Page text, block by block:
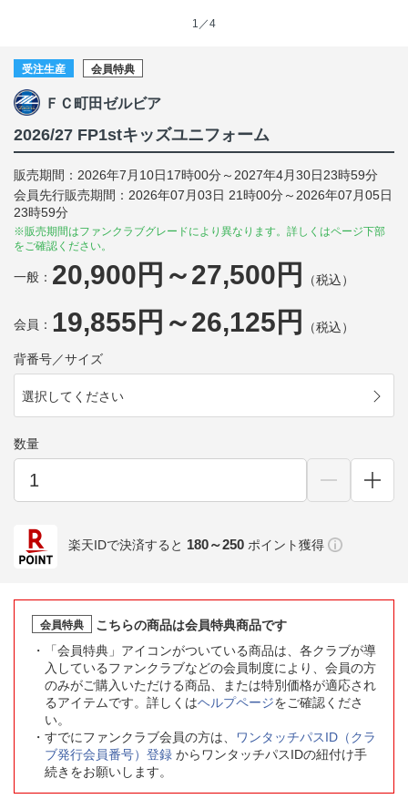
1／4
受注生産 会員特典
ＦＣ町田ゼルビア
2026/27 FP1stキッズユニフォーム
販売期間：2026年7月10日17時00分～2027年4月30日23時59分
会員先行販売期間：2026年07月03日 21時00分～2026年07月05日
23時59分
※販売期間はファンクラブグレードにより異なります。詳しくはページ下部
をご確認ください。
一般： 20,900円～27,500円 （税込）
会員： 19,855円～26,125円 （税込）
背番号／サイズ
選択してください
数量
楽天IDで決済すると 180～250 ポイント獲得
会員特典
こちらの商品は会員特典商品です
「会員特典」アイコンがついている商品は、各クラブが導
入しているファンクラブなどの会員制度により、会員の方
のみがご購入いただける商品、または特別価格が適応され
るアイテムです。詳しくはヘルプページをご確認くださ
い。
すでにファンクラブ会員の方は、
ワンタッチパスID（クラ
ブ発行会員番号）登録 からワンタッチパスIDの紐付け手
続きをお願いします。